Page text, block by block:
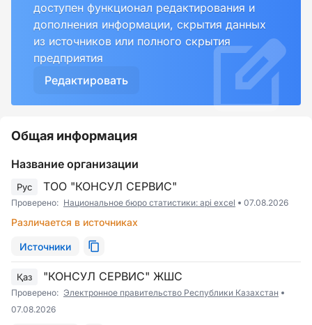
доступен функционал редактирования и
дополнения информации, скрытия данных
из источников или полного скрытия
предприятия
Редактировать
Общая информация
Название организации
Рус ТОО "КОНСУЛ СЕРВИС"
Проверено: Национальное бюро статистики: api excel 07.08.2026
Различается в источниках
Источники
Қаз "КОНСУЛ СЕРВИС" ЖШС
Проверено: Электронное правительство Республики Казахстан
07.08.2026